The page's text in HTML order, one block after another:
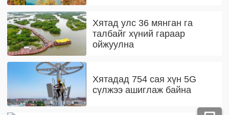
Хятад улс 36 мянган га
талбайг хүний гараар
ойжуулна
Хятадад 754 сая хүн 5G
сүлжээ ашиглаж байна